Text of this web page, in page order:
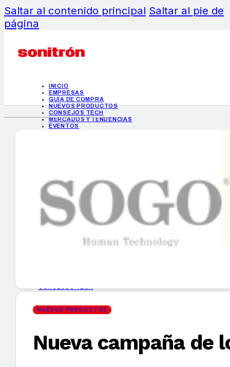
Saltar al contenido principal Saltar al pie de
página
INICIO
EMPRESAS
GUÍA DE COMPRA
NUEVOS PRODUCTOS
CONSEJOS TECH
MERCADOS Y TENDENCIAS
EVENTOS
INICIO
EMPRESAS
GUÍA DE COMPRA
MERCADOS Y TENDENCIAS
NUEVOS PRODUCTOS
Nueva campaña de